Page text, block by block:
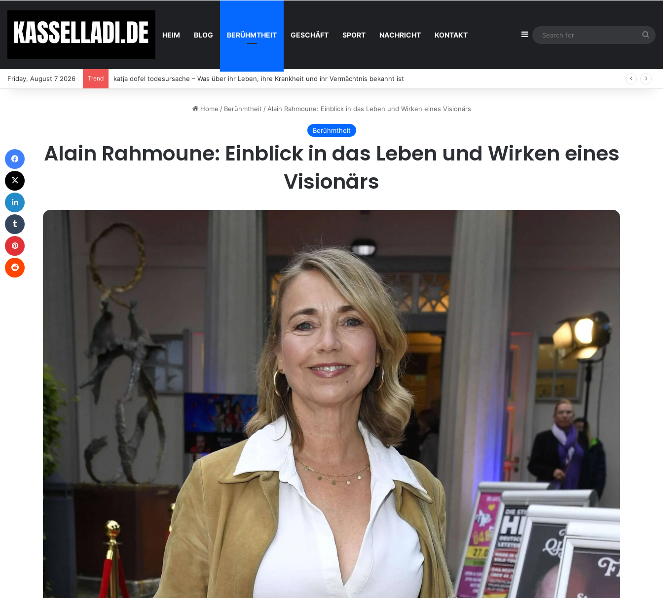
HEIM BLOG BERÜHMTHEIT GESCHÄFT SPORT NACHRICHT KONTAKT Sidebar
Friday, August 7 2026 Trend Norbert Zajac Todesursache – Was wirklich über das Leben und den Abschied des Tierhändlers bekannt ist
Home / Berühmtheit / Alain Rahmoune: Einblick in das Leben und Wirken eines Visionärs
Berühmtheit
Alain Rahmoune: Einblick in das Leben und Wirken eines
Visionärs
Facebook
Tumblr